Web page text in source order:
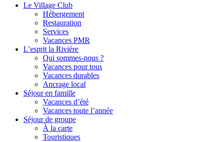
Le Village Club
Hébergement
Restauration
Services
Vacances PMR
L’esprit la Rivière
Qui sommes-nous ?
Vacances pour tous
Vacances durables
Ancrage local
Séjour en famille
Vacances d’été
Vacances toute l’année
Séjour de groupe
À la carte
Touristiques